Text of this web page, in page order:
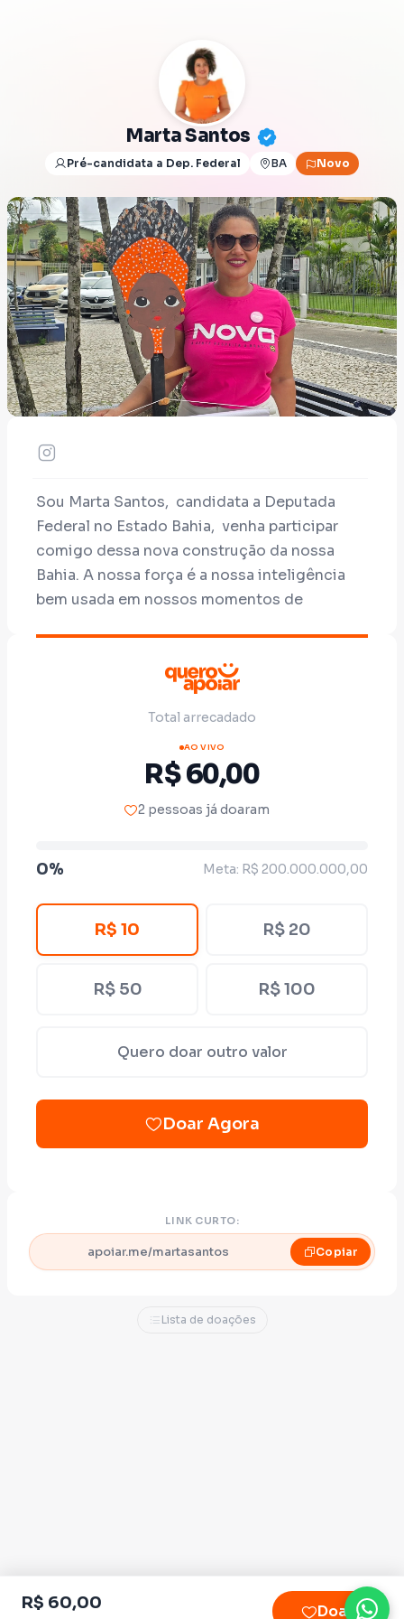
Marta Santos
Pré-candidata a Dep. Federal BA Novo
Sou Marta Santos, candidata a Deputada
Federal no Estado Bahia, venha participar
comigo dessa nova construção da nossa
Bahia. A nossa força é a nossa inteligência
bem usada em nossos momentos de
Total arrecadado
AO VIVO
R$ 60,00
2 pessoas já doaram
0% Meta: R$ 200.000.000,00
R$ 10 R$ 20
R$ 50 R$ 100
Quero doar outro valor
Doar Agora
LINK CURTO:
apoiar.me/martasantos Copiar
Lista de doações
R$ 60,00 Doar